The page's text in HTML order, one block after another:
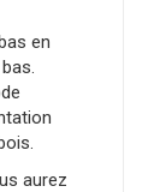
en
aurez